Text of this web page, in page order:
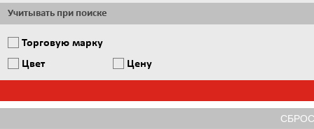
Учитывать при поиске
Торговую марку
Цвет
Цену